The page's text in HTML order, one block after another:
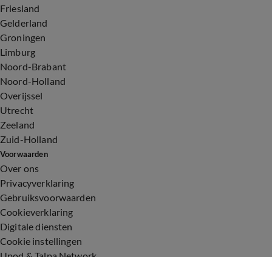
Friesland
Gelderland
Groningen
Limburg
Noord-Brabant
Noord-Holland
Overijssel
Utrecht
Zeeland
Zuid-Holland
Voorwaarden
Over ons
Privacyverklaring
Gebruiksvoorwaarden
Cookieverklaring
Digitale diensten
Cookie instellingen